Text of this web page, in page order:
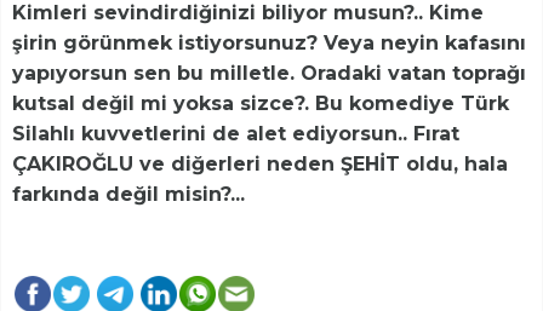
Kimleri sevindirdiğinizi biliyor musun?.. Kime
şirin görünmek istiyorsunuz? Veya neyin kafasını
yapıyorsun sen bu milletle. Oradaki vatan toprağı
kutsal değil mi yoksa sizce?. Bu komediye Türk
Silahlı kuvvetlerini de alet ediyorsun.. Fırat
ÇAKIROĞLU ve diğerleri neden ŞEHİT oldu, hala
farkında değil misin?...